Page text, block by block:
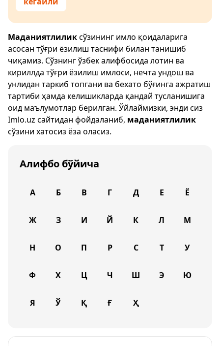
Маданиятлиликсўзининг имло қоидаларига
асосан тўғри ёзилиш таснифи билан танишиб
чиқамиз. Сўзнинг ўзбек алифбосида лотин ва
кириллда тўғри ёзилиш имлоси, нечта ундош ва
унлидан таркиб топгани ва бехато бўғинга ажратиш
тартиби ҳамда келишикларда қандай тусланишига
оид маълумотлар берилган. Ўйлаймизки, энди сиз
Imlo.uz сайтидан фойдаланиб, маданиятлилик
сўзини хатосиз ёза оласиз.
Алифбо бўйича
А Б В Г Д Е Ё
Ж З И Й К Л М
Н О П Р С Т У
Ф Х Ц Ч Ш Э Ю
Я Ў Қ Ғ Ҳ